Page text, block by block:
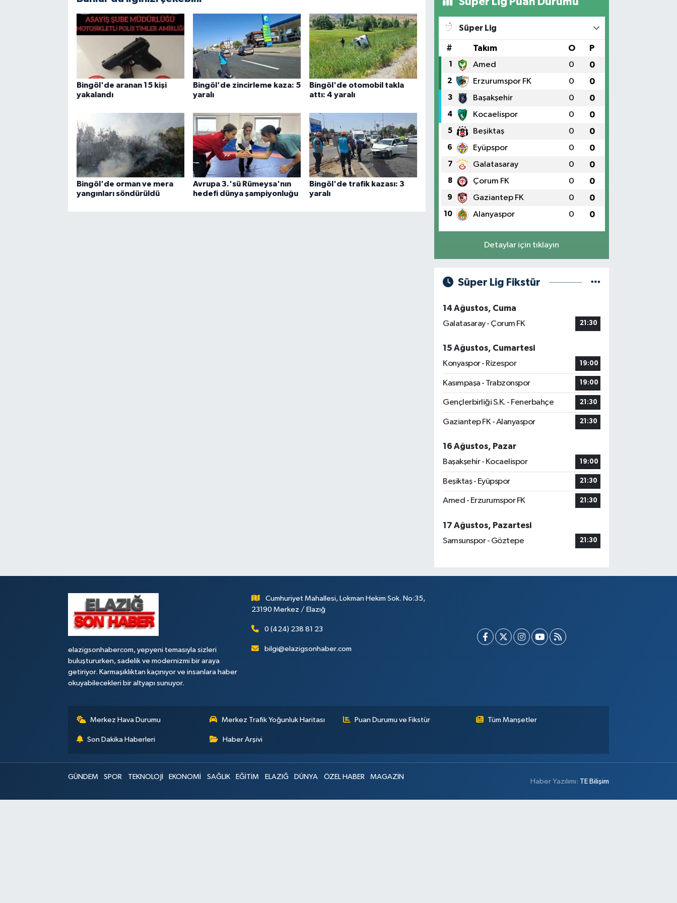
Bingöl'de aranan 15 kişi
yakalandı
Bingöl'de zincirleme kaza: 5
yaralı
Bingöl'de otomobil takla
attı: 4 yaralı
Bingöl'de orman ve mera
yangınları söndürüldü
Avrupa 3.'sü Rümeysa'nın
hedefi dünya şampiyonluğu
Bingöl'de trafik kazası: 3
yaralı
FIRAT ÜNÜVERSİTESİ HASTANESİNİN KARŞISI TRAFİK
IŞIKLARININ YANI Üniversite Mah.Yunus Emre Bulvarı
No:2 A
Süper Lig
# Takım O P
1 Amed 0 0
2 Erzurumspor FK 0 0
3 Başakşehir 0 0
4 Kocaelispor 0 0
5 Beşiktaş 0 0
6 Eyüpspor 0 0
7 Galatasaray 0 0
8 Çorum FK 0 0
9 Gaziantep FK 0 0
10 Alanyaspor 0 0
Detaylar için tıklayın
Süper Lig Fikstür
14 Ağustos, Cuma
Galatasaray - Çorum FK
21:30
15 Ağustos, Cumartesi
Konyaspor - Rizespor
19:00
Kasımpaşa - Trabzonspor 19:00
Gençlerbirliği S.K. - Fenerbahçe 21:30
Gaziantep FK - Alanyaspor 21:30
16 Ağustos, Pazar
Başakşehir - Kocaelispor
19:00
Beşiktaş - Eyüpspor 21:30
Amed - Erzurumspor FK 21:30
17 Ağustos, Pazartesi
Samsunspor - Göztepe
21:30
elazigsonhabercom, yepyeni temasıyla sizleri
buluştururken, sadelik ve modernizmi bir araya
getiriyor. Karmaşıklıktan kaçınıyor ve insanlara haber
okuyabilecekleri bir altyapı sunuyor.
Cumhuriyet Mahallesi, Lokman Hekim Sok. No:35,
23190 Merkez / Elazığ
0 (424) 238 81 23
bilgi@elazigsonhaber.com
Merkez Hava Durumu Merkez Trafik Yoğunluk Haritası Puan Durumu ve Fikstür Tüm Manşetler
Son Dakika Haberleri Haber Arşivi
GÜNDEM SPOR TEKNOLOJİ EKONOMİ SAĞLIK EĞİTİM ELAZIĞ DÜNYA ÖZEL HABER MAGAZİN
Haber Yazılımı: TE Bilişim